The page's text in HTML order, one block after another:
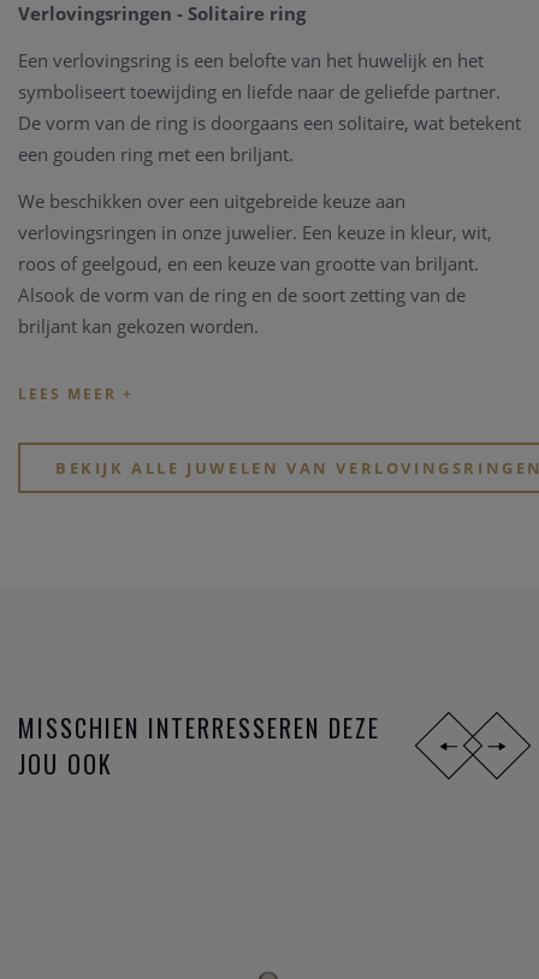
Verlovingsringen - Solitaire ring
Een verlovingsring is een belofte van het huwelijk en het
symboliseert toewijding en liefde naar de geliefde partner.
De vorm van de ring is doorgaans een solitaire, wat betekent
een gouden ring met een briljant.
We beschikken over een uitgebreide keuze aan
verlovingsringen in onze juwelier. Een keuze in kleur, wit,
roos of geelgoud, en een keuze van grootte van briljant.
Alsook de vorm van de ring en de soort zetting van de
briljant kan gekozen worden.
atelier Clem Vercammen. Heeft u een type verlovingsring in
op basis van deze ingrediënten een schitterende
verlovingsring op maat maken.
BEKIJK ALLE JUWELEN VAN
MISSCHIEN INTERRESSEREN DEZE
JOU OOK